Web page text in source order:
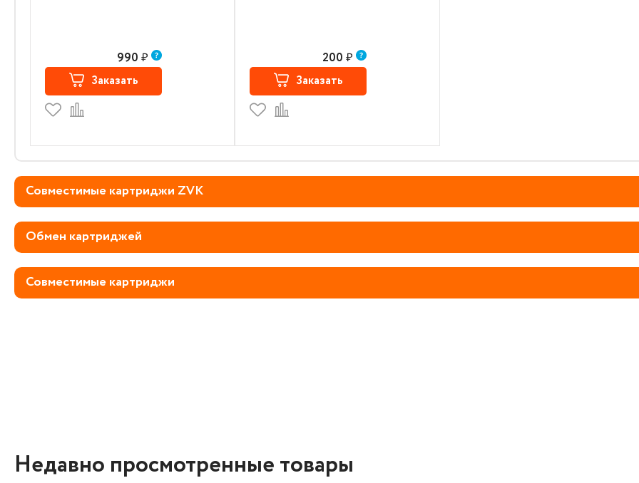
990 ₽
Заказать
200 ₽
Заказать
Совместимые картриджи ZVK
Обмен картриджей
Совместимые картриджи
Недавно просмотренные товары